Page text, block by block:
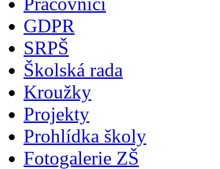
GDPR
SRPŠ
Školská rada
Kroužky
Projekty
Prohlídka školy
Fotogalerie ZŠ